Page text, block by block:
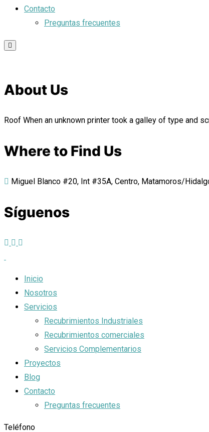
Contacto
Preguntas frecuentes
About Us
Roof When an unknown printer took a galley of type and
Where to Find Us
Miguel Blanco #20, Int #35A, Centro, Matamoros/
Síguenos
Inicio
Nosotros
Servicios
Recubrimientos Industriales
Recubrimientos comerciales
Servicios Complementarios
Proyectos
Blog
Contacto
Preguntas frecuentes
Teléfono